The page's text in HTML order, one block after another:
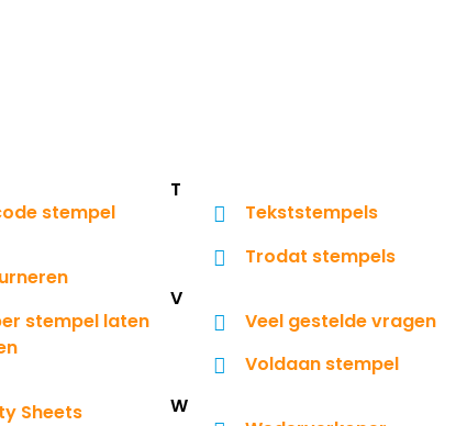
stempel
stempel laten
Sheets
T
Tekststempels
Trodat stempels
V
Veel gestelde vragen
Voldaan stempel
W